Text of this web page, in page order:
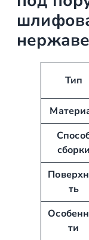
р
и
т
ы
З
а
ч
е
н
и
е
Тип
сборки
ть
ти